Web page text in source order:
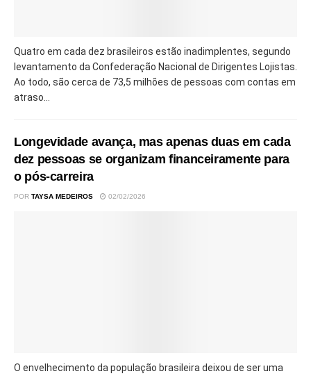
Quatro em cada dez brasileiros estão inadimplentes, segundo
levantamento da Confederação Nacional de Dirigentes Lojistas.
Ao todo, são cerca de 73,5 milhões de pessoas com contas em
atraso...
Longevidade avança, mas apenas duas em cada
dez pessoas se organizam financeiramente para
o pós-carreira
POR TAYSA MEDEIROS 02/02/2026
O envelhecimento da população brasileira deixou de ser uma